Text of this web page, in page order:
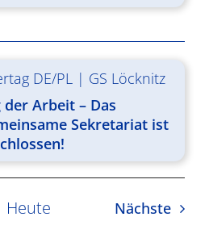
DE/PL | GS Löcknitz
der Arbeit – Das
Sekretariat ist
Heute Nächste